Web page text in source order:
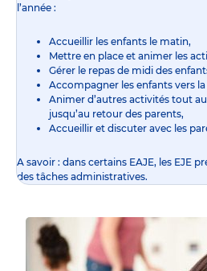
l’année :
Accueillir les enfants le matin,
Mettre en place et animer les
Gérer le repas de midi des
Accompagner les enfants vers la
Animer d’autres activités tout
jusqu’au retour des parents,
Accueillir et discuter avec les
A savoir : dans certains EAJE, les EJE
des tâches administratives.